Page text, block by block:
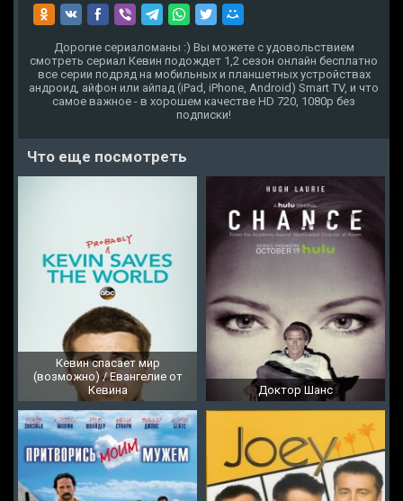
Дорогие сериаломаны :) Вы можете с удовольствием
смотреть сериал Кевин подождет 1,2 сезон онлайн бесплатно
все серии подряд на мобильных и планшетных устройствах
андроид, айфон или айпад (iPad, iPhone, Android) Smart TV, и что
самое важное - в хорошем качестве HD 720, 1080p без
подписки!
Что еще посмотреть
Кевин спасает мир
(возможно) / Евангелие от
Кевина
Доктор Шанс